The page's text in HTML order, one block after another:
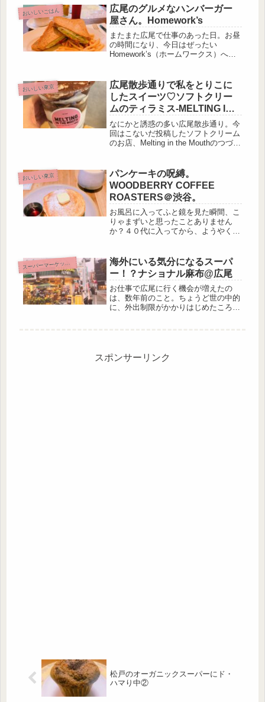
くだけで汗の噴き出すような７月に突
入し、私はいつもどおり広尾散歩通り
に...
おいしいごはん
広尾のグルメなハンバーガー
屋さん。Homework’s
またまた広尾で仕事のあった日。お昼
の時間になり、今日はぜったい
Homework’s（ホームワークス）へ行
んなわけで。別の日にリベンジで再訪
しました。ありがたいことに、Tod...
おいしい東京
広尾散歩通りで私をとりこに
したスイーツ♡ソフトクリー
ムのティラミス-MELTING IN
THE MOUTH
なにかと誘惑の多い広尾散歩通り。今
回はこないだ投稿したソフトクリーム
のお店、Melting in the Mouthのつづき
ろ。有栖川記念公園脇のナショナルで
買い物を済ませ...
おいしい東京
パンケーキの呪縛。
WOODBERRY COFFEE
ROASTERS＠渋谷。
お風呂に入ってふと鏡を見た瞬間、こ
りゃまずいと思ったことありません
か？４０代に入ってから、ようやく重
きるときは１時間くらいやるんです
が、どうも最近やる気がでない。は
い。さぼ...
ス
ーパーマーケット食材
海外にいる気分になるスーパ
ー！？ナショナル麻布@広尾
お仕事で広尾に行く機会が増えたの
は、数年前のこと。ちょうど世の中的
に、外出制限がかかりはじめたころで
引き...
スポンサーリンク
松戸のオーガニックスーパーにド・
ハマり中②